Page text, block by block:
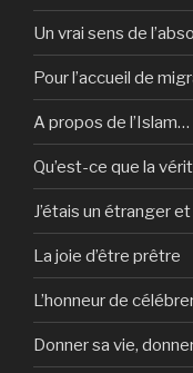
Un vrai sens de
Pour l’accueil de
A propos de l’Islam…
Qu’est-ce que la
J’étais un étranger
La joie d’être prêtre
L’honneur de
Donner sa vie,